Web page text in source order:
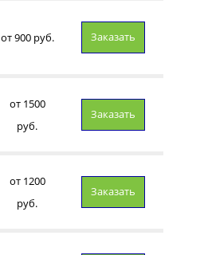
от 900 руб. Заказать
от 1500
руб.
Заказать
от 1200
руб.
Заказать